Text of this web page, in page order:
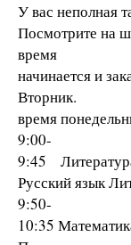
У вас неполная
Посмотрите на
время
начинается и
Вторник.
время
9:00-
9:45
Русский язык
9:50-
10:35